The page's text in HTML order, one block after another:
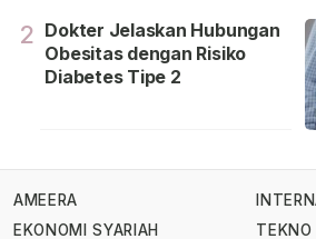
2 Dokter Jelaskan Hubungan
Obesitas dengan Risiko
Diabetes Tipe 2
AMEERA
EKONOMI SYARIAH
TEKNO